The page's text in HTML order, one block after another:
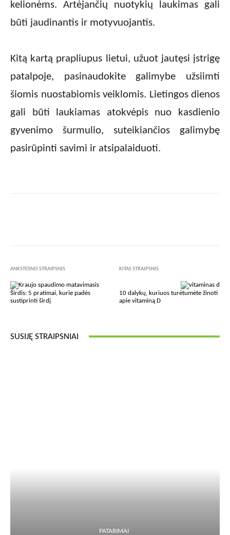
kelionėms. Artėjančių nuotykių laukimas gali
būti jaudinantis ir motyvuojantis.
Kitą kartą prapliupus lietui, užuot jautęsi įstrigę
patalpoje, pasinaudokite galimybe užsiimti
šiomis nuostabiomis veiklomis. Lietingos dienos
gali būti laukiamas atokvėpis nuo kasdienio
gyvenimo šurmulio, suteikiančios galimybę
pasirūpinti savimi ir atsipalaiduoti.
ANKSTESNIS STRAIPSNIS
Širdis: 5 pratimai, kurie padės
sustiprinti širdį
KITAS STRAIPSNIS
10 dalykų, kuriuos turėtumėte žinoti
apie vitaminą D
SUSIJĘ STRAIPSNIAI
PATARIMAI